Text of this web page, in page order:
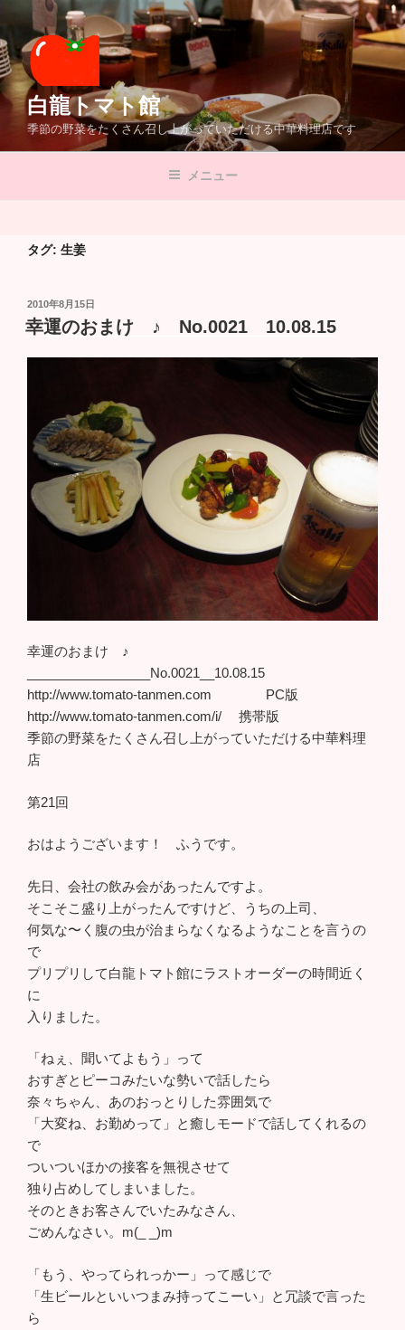
テ
ン
ツ
白龍トマト館
季節の野菜をたくさん召し上がっていただける中華料理店です
メニュー
タグ: 生姜
投
稿
日:
2010年8月15日
幸運のおまけ ♪ No.0021 10.08.15
幸運のおまけ ♪
_________________No.0021__10.08.15
http://www.tomato-tanmen.com PC版
http://www.tomato-tanmen.com/i/ 携帯版
季節の野菜をたくさん召し上がっていただける中華料理
店
第21回
おはようございます！ ふうです。
先日、会社の飲み会があったんですよ。
そこそこ盛り上がったんですけど、うちの上司、
何気な〜く腹の虫が治まらなくなるようなことを言うの
で
プリプリして白龍トマト館にラストオーダーの時間近く
に
入りました。
「ねぇ、聞いてよもう」って
おすぎとピーコみたいな勢いで話したら
奈々ちゃん、あのおっとりした雰囲気で
「大変ね、お勤めって」と癒しモードで話してくれるの
で
ついついほかの接客を無視させて
独り占めしてしまいました。
そのときお客さんでいたみなさん、
ごめんなさい。m(_ _)m
「もう、やってられっかー」って感じで
「生ビールといいつまみ持ってこーい」と冗談で言った
ら